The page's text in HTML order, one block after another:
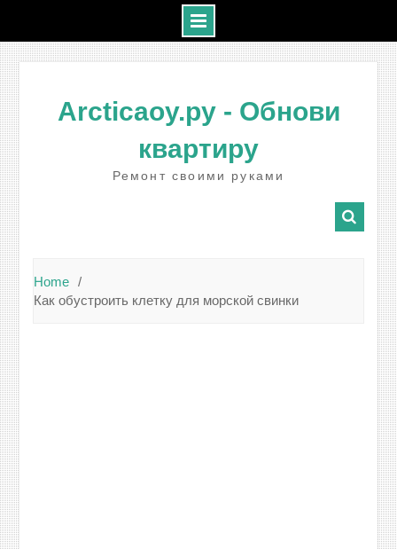
contentArcticaoy.ру- Обнови
квартиру
Ремонт своими руками
Home
Как обустроить клетку для морской свинки